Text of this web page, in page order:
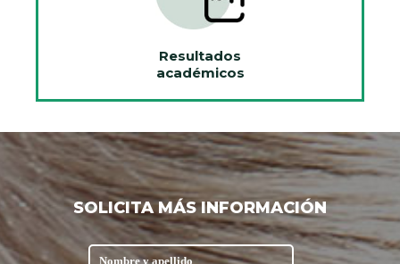
Resultados
académicos
SOLICITA MÁS INFORMACIÓN